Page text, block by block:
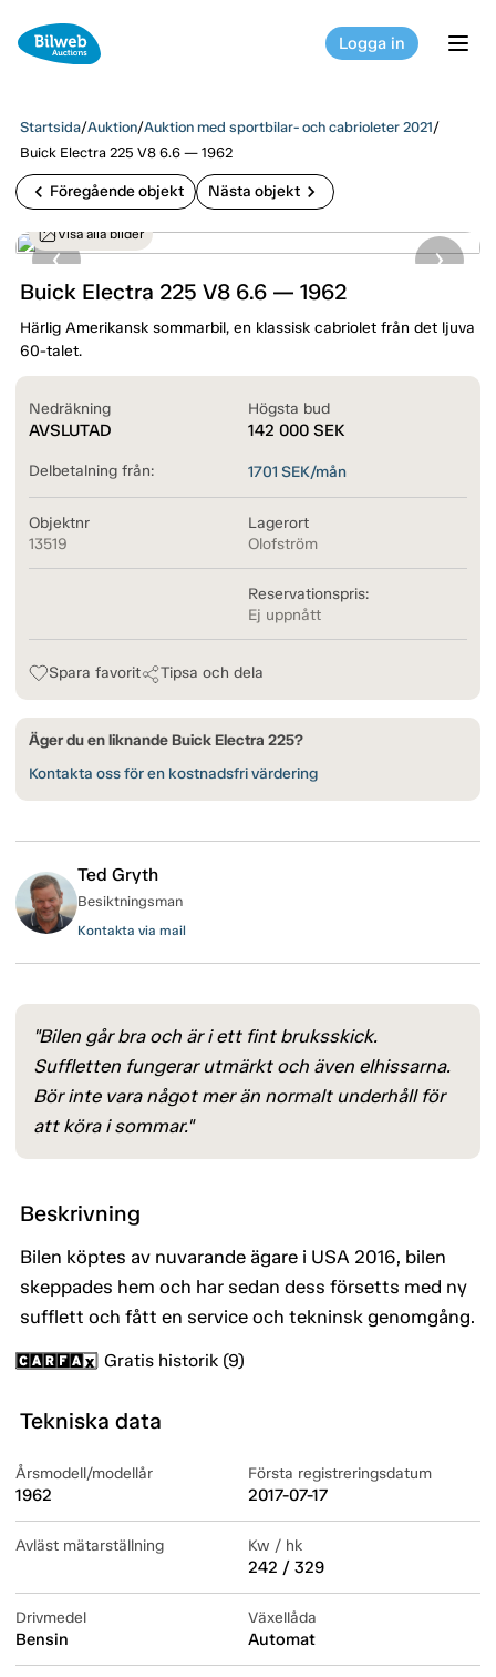
Logga in
Startsida/Auktion/Auktion med sportbilar- och cabrioleter 2021/
Buick Electra 225 V8 6.6 — 1962
chevron_left Föregående objekt Nästa objekt chevron_right
Visa alla bilder
Buick Electra 225 V8 6.6 — 1962
Härlig Amerikansk sommarbil, en klassisk cabriolet från det ljuva
60-talet.
Nedräkning
AVSLUTAD
Högsta bud
142 000 SEK
Delbetalning från: 1701 SEK/mån
Objektnr
13519
Lagerort
Olofström
Reservationspris:
Ej uppnått
Spara favorit Tipsa och dela
Äger du en liknande Buick Electra 225?
Kontakta oss för en kostnadsfri värdering
Ted Gryth
Besiktningsman
Kontakta via mail
"Bilen går bra och är i ett fint bruksskick.
Suffletten fungerar utmärkt och även elhissarna.
Bör inte vara något mer än normalt underhåll för
att köra i sommar."
Beskrivning
Bilen köptes av nuvarande ägare i USA 2016, bilen
skeppades hem och har sedan dess försetts med ny
sufflett och fått en service och tekninsk genomgång.
Gratis historik (9)
Tekniska data
Årsmodell/modellår
1962
Första registreringsdatum
2017-07-17
Avläst mätarställning Kw / hk
242 / 329
Drivmedel
Bensin
Växellåda
Automat